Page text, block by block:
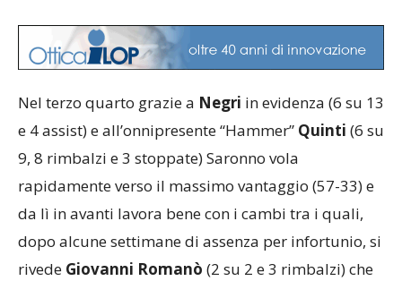
Nel terzo quarto grazie a Negri in evidenza (6 su 13
e 4 assist) e all’onnipresente “Hammer” Quinti (6 su
9, 8 rimbalzi e 3 stoppate) Saronno vola
rapidamente verso il massimo vantaggio (57-33) e
da lì in avanti lavora bene con i cambi tra i quali,
dopo alcune settimane di assenza per infortunio, si
rivede Giovanni Romanò (2 su 2 e 3 rimbalzi) che